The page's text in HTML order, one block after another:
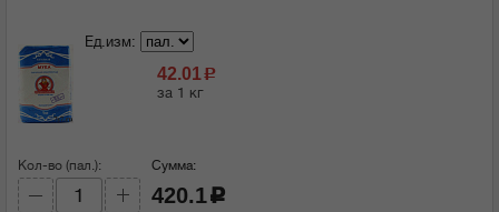
Ед.изм:
42.01c
за 1 кг
Кол-во (пал.): Сумма:
420.1 c